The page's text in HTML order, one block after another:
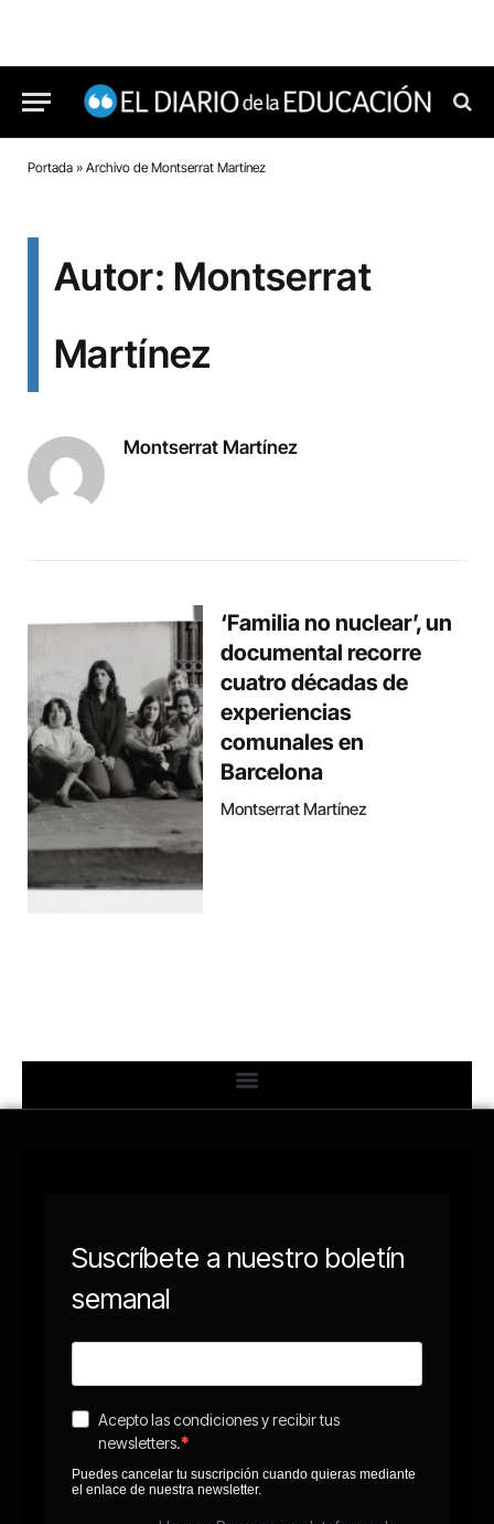
Portada » Archivo de Montserrat Martínez
Autor: Montserrat
Martínez
Montserrat Martínez
‘Familia no nuclear’, un
documental recorre
cuatro décadas de
experiencias
comunales en
Barcelona
Montserrat Martínez